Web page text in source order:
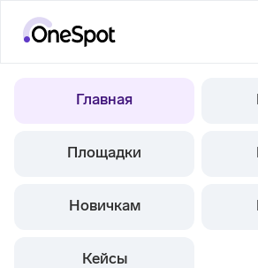
Главная
Площадки
Новичкам
Кейсы